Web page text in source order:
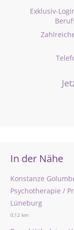
Exklusiv-
In der Nähe
Konstanze
Psychotherapie /
Lüneburg
0,12 km